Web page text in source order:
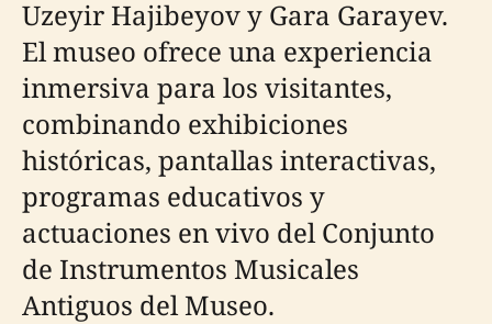
Uzeyir Hajibeyov y Gara Garayev.
El museo ofrece una experiencia
inmersiva para los visitantes,
combinando exhibiciones
históricas, pantallas interactivas,
programas educativos y
actuaciones en vivo del Conjunto
de Instrumentos Musicales
Antiguos del Museo.